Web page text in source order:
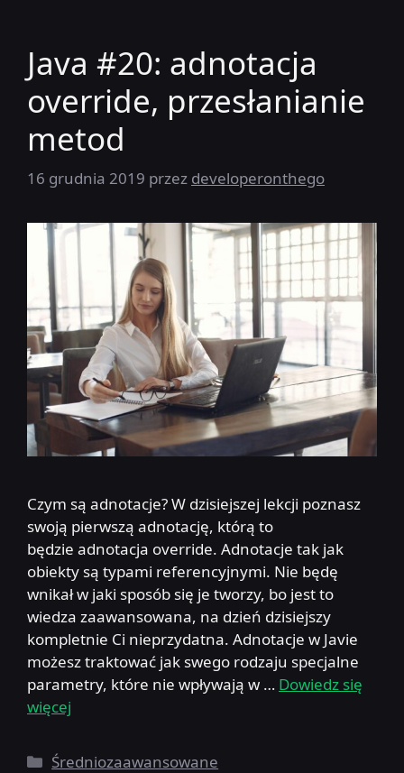
Java #20: adnotacja
override, przesłanianie
metod
16 grudnia 2019 przez developeronthego
Czym są adnotacje? W dzisiejszej lekcji poznasz
swoją pierwszą adnotację, którą to
będzie adnotacja override. Adnotacje tak jak
obiekty są typami referencyjnymi. Nie będę
wnikał w jaki sposób się je tworzy, bo jest to
wiedza zaawansowana, na dzień dzisiejszy
kompletnie Ci nieprzydatna. Adnotacje w Javie
możesz traktować jak swego rodzaju specjalne
parametry, które nie wpływają w … Dowiedz się
więcej
Kategorie
Średniozaawansowane